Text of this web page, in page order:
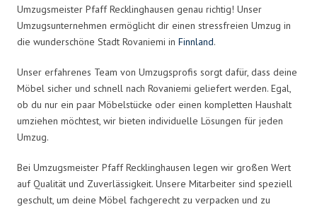
Umzugsmeister Pfaff Recklinghausen genau richtig! Unser
Umzugsunternehmen ermöglicht dir einen stressfreien Umzug in
die wunderschöne Stadt Rovaniemi in Finnland.
Unser erfahrenes Team von Umzugsprofis sorgt dafür, dass deine
Möbel sicher und schnell nach Rovaniemi geliefert werden. Egal,
ob du nur ein paar Möbelstücke oder einen kompletten Haushalt
umziehen möchtest, wir bieten individuelle Lösungen für jeden
Umzug.
Bei Umzugsmeister Pfaff Recklinghausen legen wir großen Wert
auf Qualität und Zuverlässigkeit. Unsere Mitarbeiter sind speziell
geschult, um deine Möbel fachgerecht zu verpacken und zu